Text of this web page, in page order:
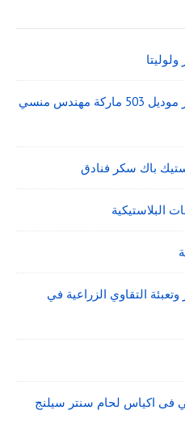
ماكينة تعبئة وتغليف اصابع العصير موديل 503 ماركة مهندس منسي
باك سكر فنادق
البلاستيكية
التقاوي الزراعية في
فى اكياس لحام سنتر سيلنج